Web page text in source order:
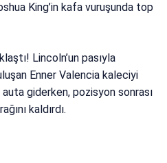
King’in kafa vuruşunda top
Lincoln’un pasıyla
Enner Valencia kaleciyi
giderken, pozisyon sonrası
kaldırdı.